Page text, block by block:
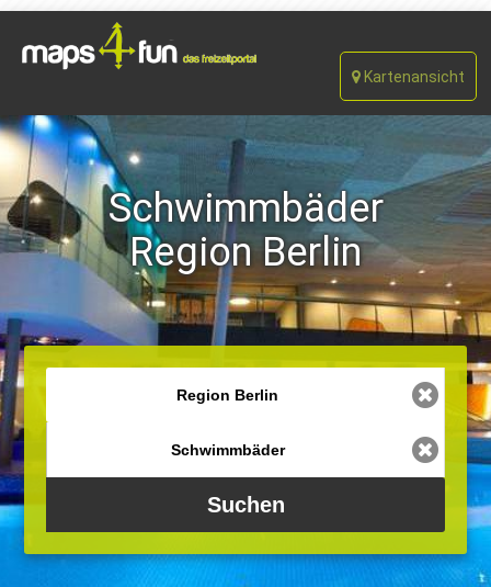
Kartenansicht
Schwimmbäder
Region Berlin